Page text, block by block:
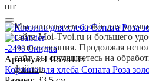
шт
-24% Скидка
Артикул:LR598135
Корзина для хлеба Соната Роза
Мы используем cookie для
сайта Moi-Tvoi.ru и большего
использования. Продолжая
сайт, вы соглашаетесь на
файлов.